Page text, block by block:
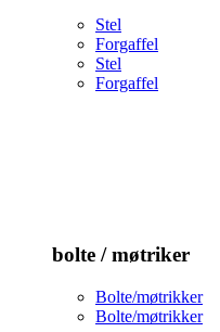
Stel
Forgaffel
Stel
Forgaffel
bolte / møtriker
Bolte/møtrikker
Bolte/møtrikker